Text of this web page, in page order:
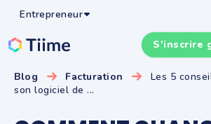
Entrepreneur
S'inscrire
Blog Facturation
Les 5
son logiciel de ...